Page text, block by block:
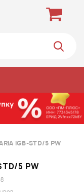
IGB-STD/5 PW
5 PW